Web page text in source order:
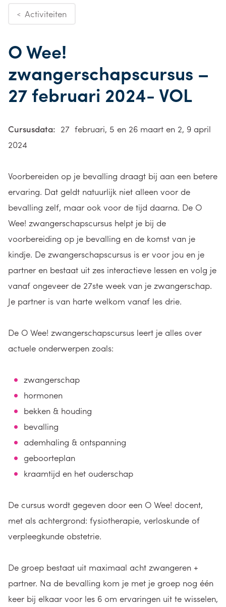
< Activiteiten
O Wee!
zwangerschapscursus –
27 februari 2024- VOL
Cursusdata: 27 februari, 5 en 26 maart en 2, 9 april
2024
Voorbereiden op je bevalling draagt bij aan een betere
ervaring. Dat geldt natuurlijk niet alleen voor de
bevalling zelf, maar ook voor de tijd daarna. De O
Wee! zwangerschapscursus helpt je bij de
voorbereiding op je bevalling en de komst van je
kindje. De zwangerschapscursus is er voor jou en je
partner en bestaat uit zes interactieve lessen en volg je
vanaf ongeveer de 27ste week van je zwangerschap.
Je partner is van harte welkom vanaf les drie.
De O Wee! zwangerschapscursus leert je alles over
actuele onderwerpen zoals:
zwangerschap
hormonen
bekken & houding
bevalling
ademhaling & ontspanning
geboorteplan
kraamtijd en het ouderschap
De cursus wordt gegeven door een O Wee! docent,
met als achtergrond: fysiotherapie, verloskunde of
verpleegkunde obstetrie.
De groep bestaat uit maximaal acht zwangeren +
partner. Na de bevalling kom je met je groep nog één
keer bij elkaar voor les 6 om ervaringen uit te wisselen,